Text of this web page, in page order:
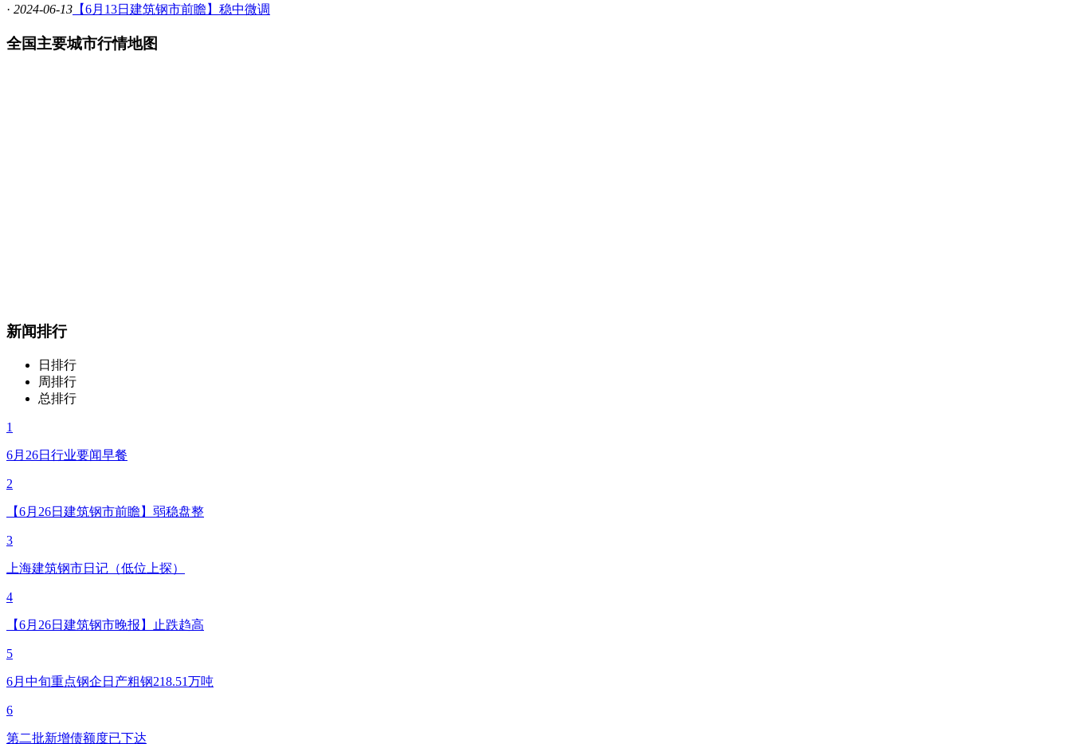
· 2024-06-13 【6月13日建筑钢市前瞻】稳中微调
全国主要城市行情地图
新闻排行
日排行
周排行
总排行
1
6月26日行业要闻早餐
2
【6月26日建筑钢市前瞻】弱稳盘整
3
上海建筑钢市日记（低位上探）
4
【6月26日建筑钢市晚报】止跌趋高
5
6月中旬重点钢企日产粗钢218.51万吨
6
第二批新增债额度已下达